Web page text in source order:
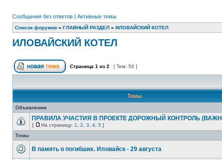
Сообщения без ответов | Активные темы
Список форумов » ГЛАВНЫЙ РАЗДЕЛ » ИЛОВАЙСКИЙ КОТЕЛ
ИЛОВАЙСКИЙ КОТЕЛ
Страница 1 из 2 [ Тем: 50 ]
Темы
Объявления
ПРАВИЛА УЧАСТИЯ В ПРОЕКТЕ ДОРОЖНЫЙ КОНТРОЛЬ
[ На страницу: 1 2 3 4 5 ]
Темы
В память о погибших. Иловайск - 29 августа